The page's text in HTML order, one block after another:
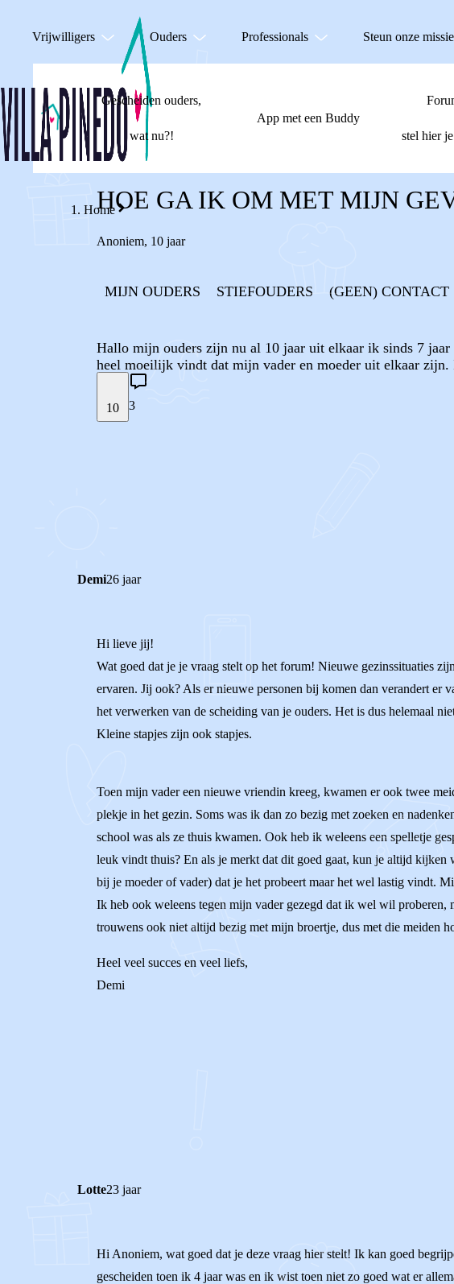
Vrijwilligers Ouders Professionals Steun onze missie
Gescheiden ouders,
wat nu?!
App met een Buddy
stel hier
Home
HOE GA IK OM MET MIJN
Anoniem, 10 jaar
MIJN OUDERS STIEFOUDERS (GEEN) CONTACT
Hallo mijn ouders zijn nu al 10 jaar uit elkaar ik sinds 7
heel moeilijk vindt dat mijn vader en moeder uit elkaar
10 3
Demi26 jaar
Hi lieve jij!
Wat goed dat je je vraag stelt op het forum! Nieuwe gezinssituaties
ervaren. Jij ook? Als er nieuwe personen bij komen dan verandert er
het verwerken van de scheiding van je ouders. Het is dus helemaal
Kleine stapjes zijn ook stapjes.
Toen mijn vader een nieuwe vriendin kreeg, kwamen er ook twee
plekje in het gezin. Soms was ik dan zo bezig met zoeken en
school was als ze thuis kwamen. Ook heb ik weleens een spelletje
leuk vindt thuis? En als je merkt dat dit goed gaat, kun je altijd
bij je moeder of vader) dat je het probeert maar het wel lastig vindt.
Ik heb ook weleens tegen mijn vader gezegd dat ik wel wil
trouwens ook niet altijd bezig met mijn broertje, dus met die meiden
Heel veel succes en veel liefs,
Demi
Lotte23 jaar
Hi Anoniem, wat goed dat je deze vraag hier stelt! Ik kan goed
gescheiden toen ik 4 jaar was en ik wist toen niet zo goed wat er